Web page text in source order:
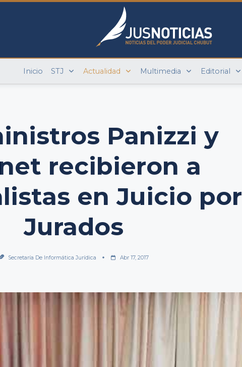
Inicio STJ Actualidad Multimedia Editorial
Panizzi y
recibieron a
en Juicio por
Jurados
Secretaría De Informática Jurídica Abr 17, 2017